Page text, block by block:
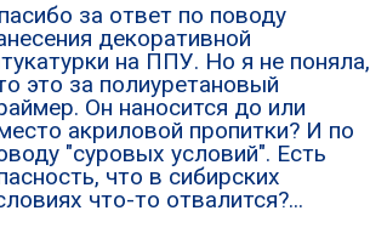
за ответ по поводу
декоративной
на ППУ. Но я не поняла,
это за полиуретановый
Он наносится до или
акриловой пропитки? И по
"суровых условий". Есть
что в сибирских
что-то отвалится?...